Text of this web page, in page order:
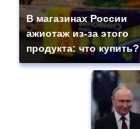
В магазинах России
ажиотаж из-за этого
продукта: что купить?